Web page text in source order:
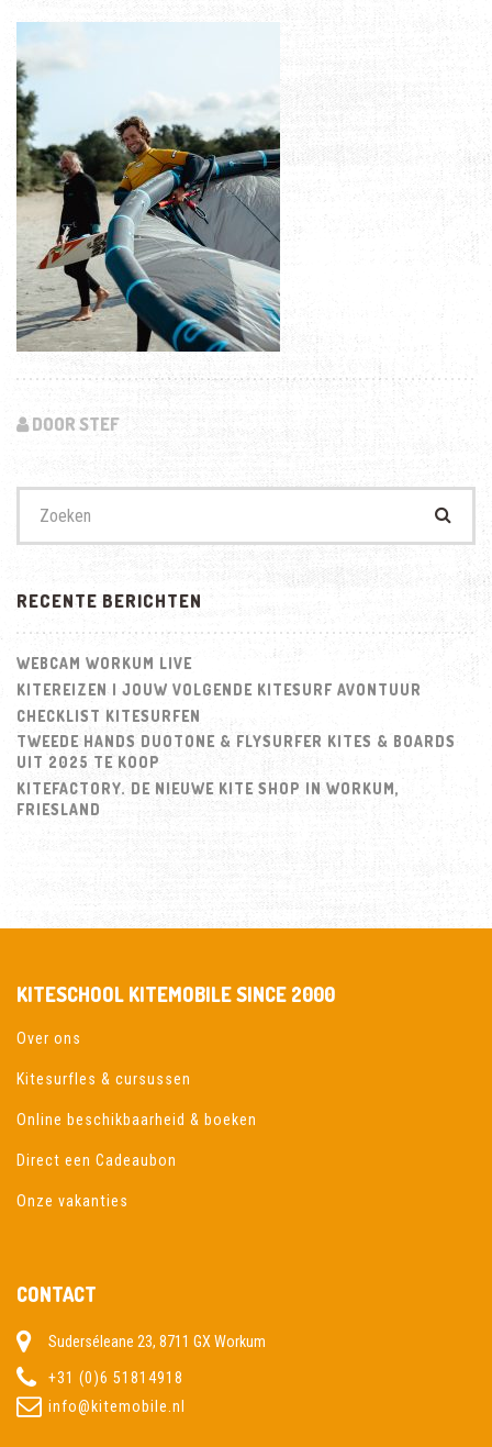
DOOR STEF
naar:
RECENTE BERICHTEN
WEBCAM WORKUM LIVE
KITEREIZEN | JOUW VOLGENDE KITESURF AVONTUUR
CHECKLIST KITESURFEN
TWEEDE HANDS DUOTONE & FLYSURFER KITES & BOARDS
UIT 2025 TE KOOP
KITEFACTORY. DE NIEUWE KITE SHOP IN WORKUM,
FRIESLAND
KITESCHOOL KITEMOBILE SINCE 2000
Over ons
Kitesurfles & cursussen
Online beschikbaarheid & boeken
Direct een Cadeaubon
Onze vakanties
CONTACT
Suderséleane 23, 8711 GX Workum
+31 (0)6 51814918
info@kitemobile.nl